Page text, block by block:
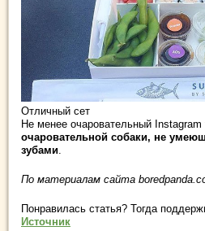
Отличный сет
Не менее очаровательный Instagram
очаровательной собаки, не
зубами
По материалам сайта
Понравилась статья? Тогда
Источник